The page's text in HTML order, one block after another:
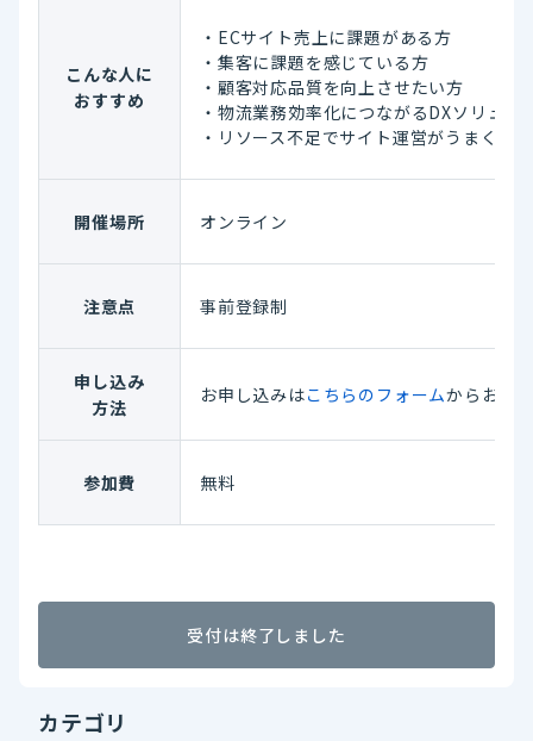
こんな人に
おすすめ
・ECサイト売上に課題がある方
・集客に課題を感じている方
・顧客対応品質を向上させたい方
・物流業務効率化につながるDXソリュー
・リソース不足でサイト運営がうまくい
開催場所 オンライン
注意点 事前登録制
申し込み
方法
お申し込みはこちらのフォームからお願
参加費 無料
受付は終了しました
カテゴリ